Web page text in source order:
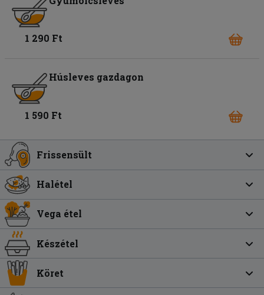
1 290 Ft
Húsleves gazdagon
1 590 Ft
Frissensült
Halétel
Vega étel
Készétel
Köret